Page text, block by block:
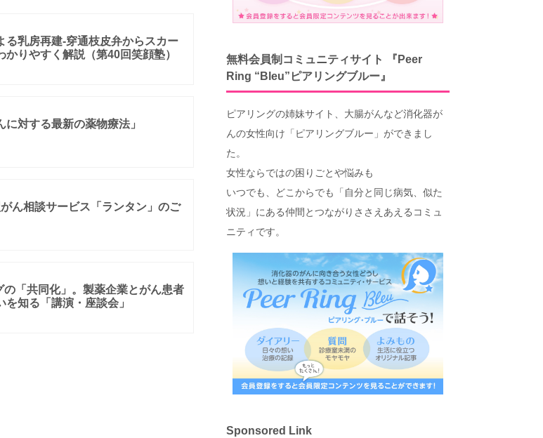
乳房再建-穿通枝皮弁からスカー
りやすく解説（第40回笑顔塾）
に対する最新の薬物療法」
ん相談サービス「ランタン」のご
の「共同化」。製薬企業とがん患者
知る「講演・座談会」
無料会員制コミュニティサイト 『Peer
Ring “Bleu”ピアリングブルー』
ピアリングの姉妹サイト、大腸がんなど消化器が
んの女性向け「ピアリングブルー」ができまし
た。
女性ならではの困りごとや悩みも
いつでも、どこからでも「自分と同じ病気、似た
状況」にある仲間とつながりささえあえるコミュ
ニティです。
Sponsored Link